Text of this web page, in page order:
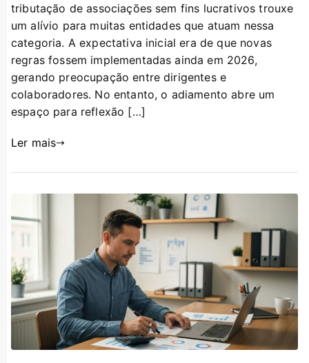
tributação de associações sem fins lucrativos trouxe
um alívio para muitas entidades que atuam nessa
categoria. A expectativa inicial era de que novas
regras fossem implementadas ainda em 2026,
gerando preocupação entre dirigentes e
colaboradores. No entanto, o adiamento abre um
espaço para reflexão […]
Ler mais